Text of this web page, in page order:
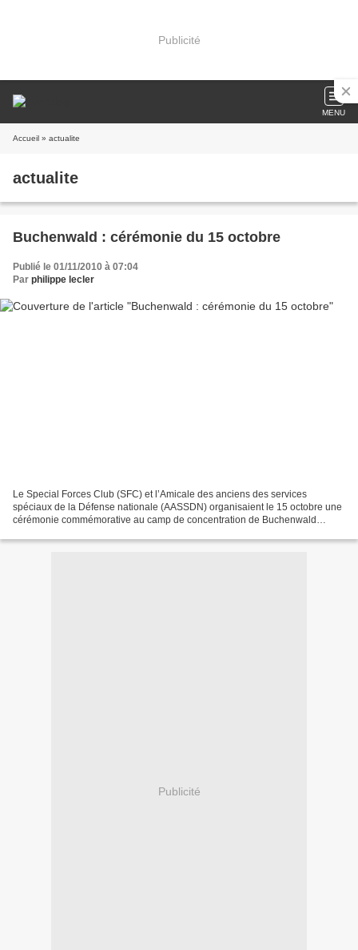
Publicité
MENU
Accueil » actualite
actualite
Buchenwald : cérémonie du 15 octobre
Publié le 01/11/2010 à 07:04
Par philippe lecler
Le Special Forces Club (SFC) et l’Amicale des anciens des services
spéciaux de la Défense nationale (AASSDN) organisaient le 15 octobre une
cérémonie commémorative au camp de concentration de Buchenwald
Publicité